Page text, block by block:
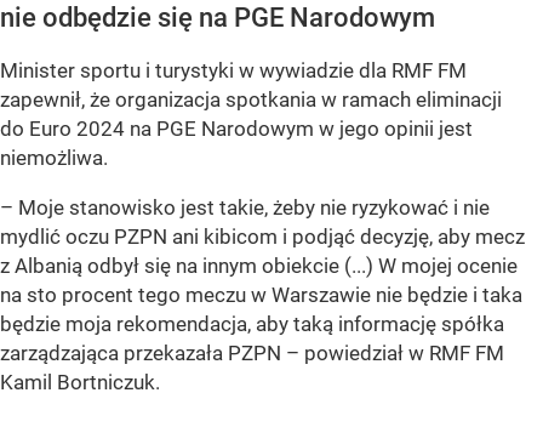
nie odbędzie się na PGE Narodowym
Minister sportu i turystyki w wywiadzie dla RMF FM
zapewnił, że organizacja spotkania w ramach eliminacji
do Euro 2024 na PGE Narodowym w jego opinii jest
niemożliwa.
– Moje stanowisko jest takie, żeby nie ryzykować i nie
mydlić oczu PZPN ani kibicom i podjąć decyzję, aby mecz
z Albanią odbył się na innym obiekcie (...) W mojej ocenie
na sto procent tego meczu w Warszawie nie będzie i taka
będzie moja rekomendacja, aby taką informację spółka
zarządzająca przekazała PZPN – powiedział w RMF FM
Kamil Bortniczuk.